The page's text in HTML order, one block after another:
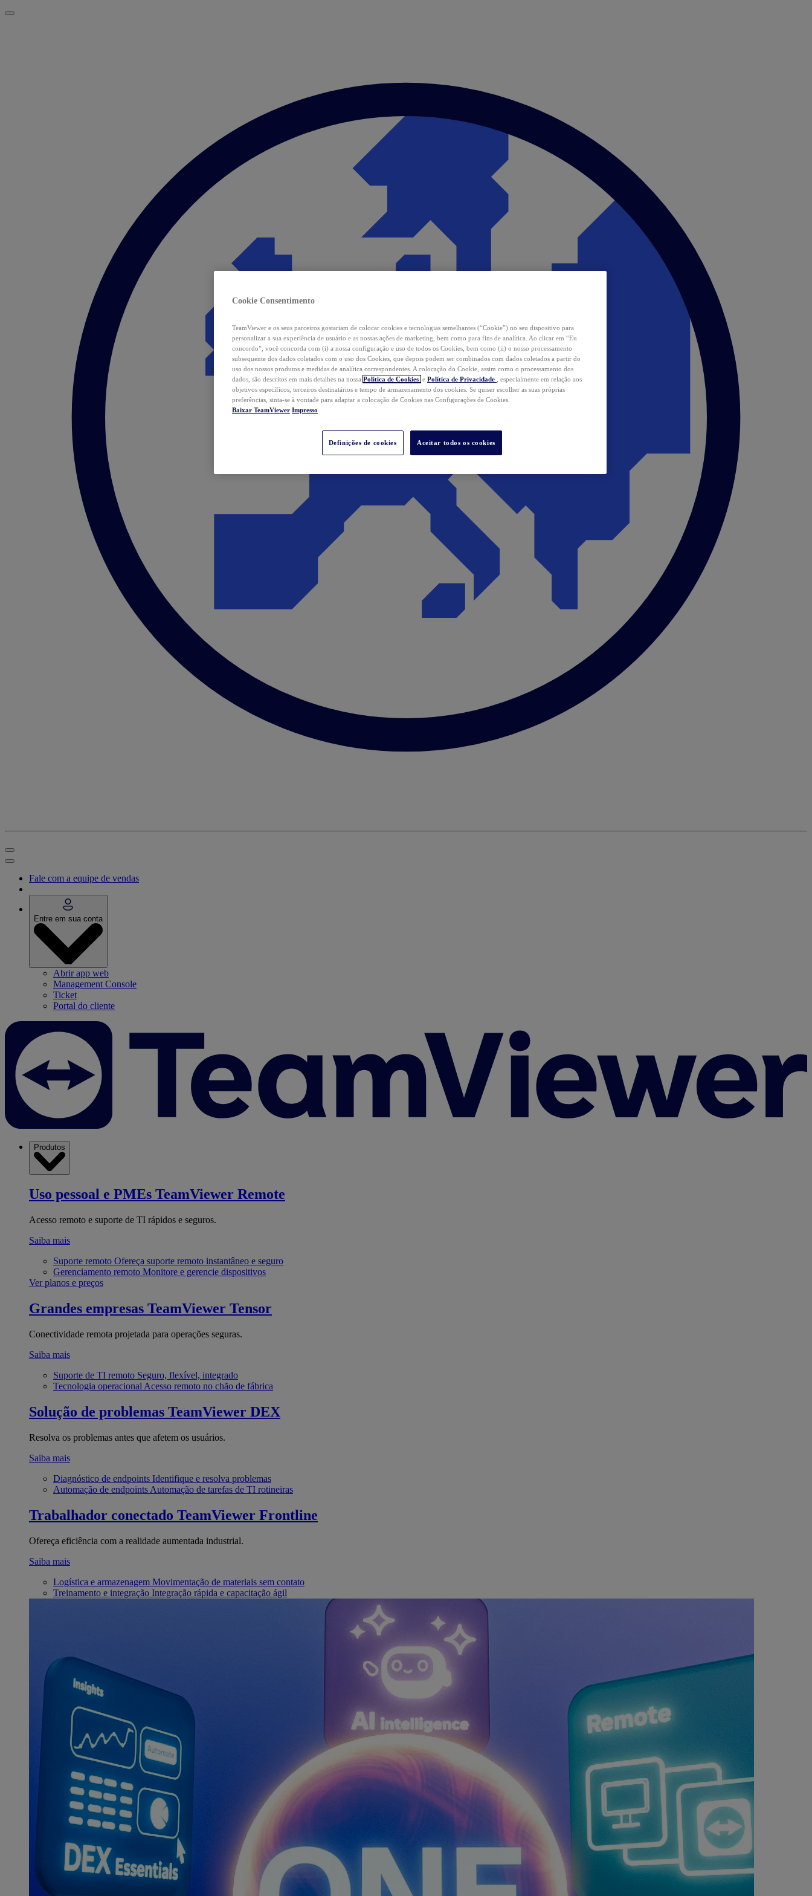
Fale com a equipe de vendas
Entre em sua conta
Abrir app web
Management Console
Ticket
Portal do cliente
Produtos
Uso pessoal e PMEs TeamViewer Remote
Acesso remoto e suporte de TI rápidos e seguros.
Saiba mais
Suporte remoto Ofereça suporte remoto instantâneo e seguro
Gerenciamento remoto Monitore e gerencie dispositivos
Ver planos e preços
Grandes empresas TeamViewer Tensor
Conectividade remota projetada para operações seguras.
Saiba mais
Suporte de TI remoto Seguro, flexível, integrado
Tecnologia operacional Acesso remoto no chão de fábrica
Solução de problemas TeamViewer DEX
Resolva os problemas antes que afetem os usuários.
Saiba mais
Diagnóstico de endpoints Identifique e resolva problemas
Automação de endpoints Automação de tarefas de TI rotineiras
Trabalhador conectado TeamViewer Frontline
Ofereça eficiência com a realidade aumentada industrial.
Saiba mais
Logística e armazenagem Movimentação de materiais sem contato
Treinamento e integração Integração rápida e capacitação ágil
Cookie Consentimento
TeamViewer e os seus parceiros gostariam de colocar cookies e tecnologias semelhantes (“Cookie”) no seu dispositivo para
personalizar a sua experiência de usuário e as nossas ações de marketing, bem como para fins de analítica. Ao clicar em “Eu
concordo”, você concorda com (i) a nossa configuração e uso de todos os Cookies, bem como (ii) o nosso processamento
subsequente dos dados coletados com o uso dos Cookies, que depois podem ser combinados com dados coletados a partir do
uso dos nossos produtos e medidas de analítica correspondentes. A colocação do Cookie, assim como o processamento dos
dados, são descritos em mais detalhes na nossa Política de Cookies e Política de Privacidade
, especialmente em relação aos
objetivos específicos, terceiros destinatários e tempo de armazenamento dos cookies. Se quiser escolher as suas próprias
preferências, sinta-se à vontade para adaptar a colocação de Cookies nas Configurações de Cookies.
Baixar TeamViewer Impresso
Definições de cookies Aceitar todos os cookies